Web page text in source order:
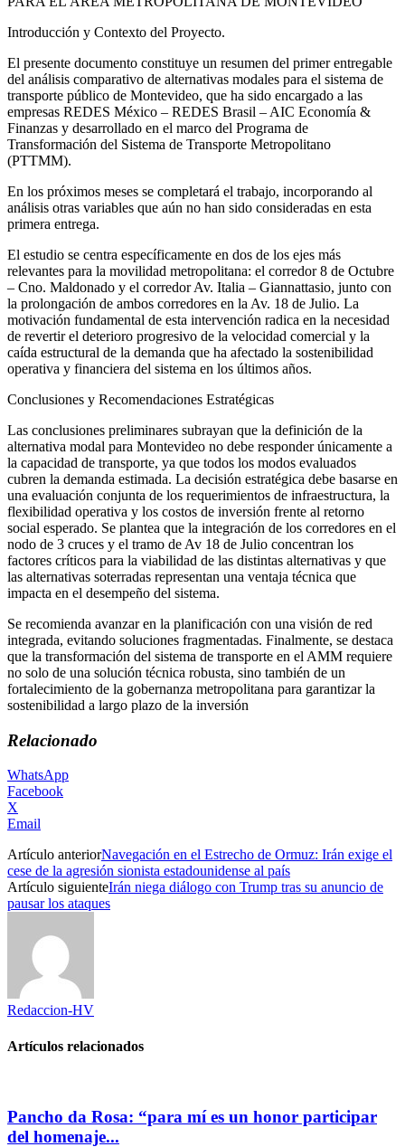
Introducción y Contexto del Proyecto.
El presente documento constituye un resumen del primer entregable
del análisis comparativo de alternativas modales para el sistema de
transporte público de Montevideo, que ha sido encargado a las
empresas REDES México – REDES Brasil – AIC Economía &
Finanzas y desarrollado en el marco del Programa de
Transformación del Sistema de Transporte Metropolitano
(PTTMM).
En los próximos meses se completará el trabajo, incorporando al
análisis otras variables que aún no han sido consideradas en esta
primera entrega.
El estudio se centra específicamente en dos de los ejes más
relevantes para la movilidad metropolitana: el corredor 8 de Octubre
– Cno. Maldonado y el corredor Av. Italia – Giannattasio, junto con
la prolongación de ambos corredores en la Av. 18 de Julio. La
motivación fundamental de esta intervención radica en la necesidad
de revertir el deterioro progresivo de la velocidad comercial y la
caída estructural de la demanda que ha afectado la sostenibilidad
operativa y financiera del sistema en los últimos años.
Conclusiones y Recomendaciones Estratégicas
Las conclusiones preliminares subrayan que la definición de la
alternativa modal para Montevideo no debe responder únicamente a
la capacidad de transporte, ya que todos los modos evaluados
cubren la demanda estimada. La decisión estratégica debe basarse en
una evaluación conjunta de los requerimientos de infraestructura, la
flexibilidad operativa y los costos de inversión frente al retorno
social esperado. Se plantea que la integración de los corredores en el
nodo de 3 cruces y el tramo de Av 18 de Julio concentran los
factores críticos para la viabilidad de las distintas alternativas y que
las alternativas soterradas representan una ventaja técnica que
impacta en el desempeño del sistema.
Se recomienda avanzar en la planificación con una visión de red
integrada, evitando soluciones fragmentadas. Finalmente, se destaca
que la transformación del sistema de transporte en el AMM requiere
no solo de una solución técnica robusta, sino también de un
fortalecimiento de la gobernanza metropolitana para garantizar la
sostenibilidad a largo plazo de la inversión
Relacionado
WhatsApp
Facebook
X
Email
Artículo anteriorNavegación en el Estrecho de Ormuz: Irán exige el
cese de la agresión sionista estadounidense al país
Artículo siguienteIrán niega diálogo con Trump tras su anuncio de
pausar los ataques
Redaccion-HV
Artículos relacionados
Pancho da Rosa: “para mí es un honor participar
del homenaje...